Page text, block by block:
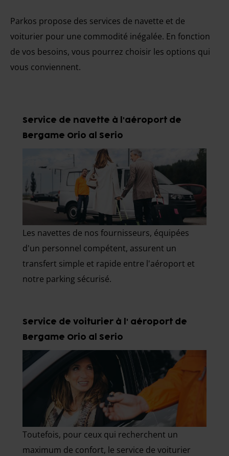
Parkos propose des services de navette et de
voiturier pour une commodité inégalée. En fonction
de vos besoins, vous pourrez choisir les options qui
vous conviennent.
Service de navette à l'aéroport de
Bergame Orio al Serio
Les navettes de nos fournisseurs, équipées
d'un personnel compétent, assurent un
transfert simple et rapide entre l'aéroport et
notre parking sécurisé.
Service de voiturier à l' aéroport de
Bergame Orio al Serio
Toutefois, pour ceux qui recherchent un
maximum de confort, le service de voiturier